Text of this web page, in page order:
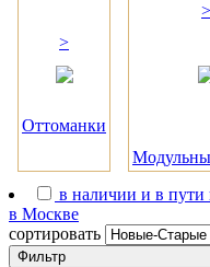
>
Оттоманки
>
в наличии и в пути
в Москве
сортировать
Фильтр